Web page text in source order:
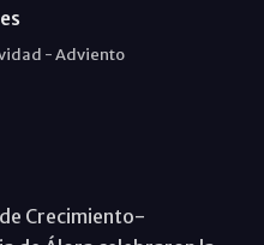
-Adviento
Crecimiento-